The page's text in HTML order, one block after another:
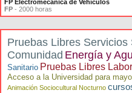
FP Electromecánica de Vehículos
FP - 2000 horas
Pruebas Libres
Comunidad Energía y
Sanitario Pruebas Libres
Acceso a la Universidad para
Animación Sociocultural Nocturno